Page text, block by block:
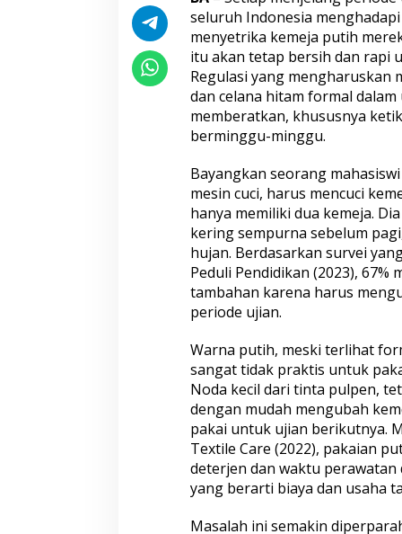
seluruh Indonesia
menyetrika kemeja putih
itu akan tetap bersih dan rapi
Regulasi yang mengharuskan
dan celana hitam formal
memberatkan, khususnya
berminggu-minggu.
Bayangkan seorang
mesin cuci, harus mencuci
hanya memiliki dua kemeja.
kering sempurna sebelum
hujan. Berdasarkan survei
Peduli Pendidikan (2023),
tambahan karena harus
periode ujian.
Warna putih, meski terlihat
sangat tidak praktis untuk
Noda kecil dari tinta pulpen,
dengan mudah mengubah
pakai untuk ujian berikutnya.
Textile Care (2022), pakaian
deterjen dan waktu
yang berarti biaya dan usaha
Masalah ini semakin